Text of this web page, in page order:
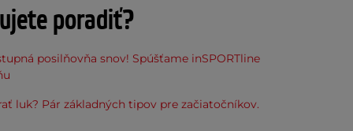
poradiť?
posilňovňa snov! Spúšťame inSPORTline
luk? Pár základných tipov pre začiatočníkov.